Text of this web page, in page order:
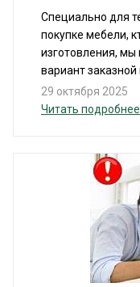
Специально для
покупке мебели,
изготовления,
вариант
29 октября 2025
Читать подробнее